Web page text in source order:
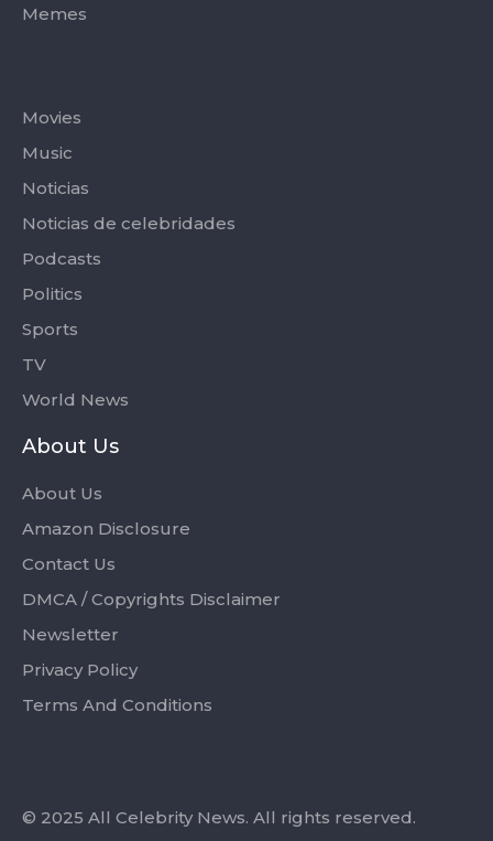
Memes
Movies
Music
Noticias
Noticias de celebridades
Podcasts
Politics
Sports
TV
World News
About Us
About Us
Amazon Disclosure
Contact Us
DMCA / Copyrights Disclaimer
Newsletter
Privacy Policy
Terms And Conditions
© 2025 All Celebrity News. All rights reserved.